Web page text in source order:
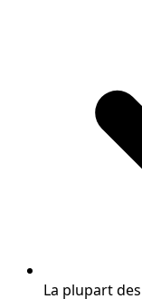
La plupart